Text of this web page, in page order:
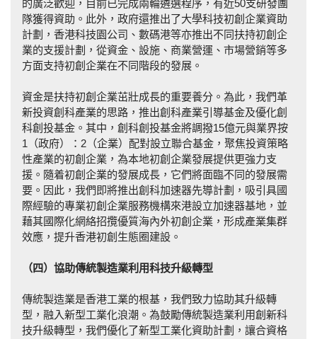
的廣泛歡迎，目前已完成兩輪遴選程序，有近50支研發團
隊獲得資助。此外，政府還推出了大學科技初創企業資助
計劃，香港科技園公司、數碼港等亦推出不同扶持初創企
業的支援計劃，從資金、設施、商業營運、市場營銷等多
方面支持初創企業在不同階段的發展。
資金是扶持初創企業茁壯成長的重要養分。為此，我們革
新投資創科產業的思路，推出創科產業引導基金及優化創
科創投基金。其中，創科創投基金將調撥15億元與業界按
1（政府）：2（企業）配對設立聯合基金，聚焦投資策略
性產業的初創企業，為本地初創企業發展提供更強力支
援。隨着初創企業的發展成長，它們將面臨不同的發展需
要。因此，我們即將推出創科加速器先導計劃，吸引具國
際經驗的專業初創企業服務機構來港設立加速器基地，並
藉其國際化網絡招攬優質海內外初創企業，形成產業集群
效應，提升香港初創生態圈建設。
（四）協助傳統製造業利用科技升級轉型
傳統製造業是香港工業的根基，我們致力協助其升級轉
型，融入新型工業化浪潮。為鼓勵傳統製造業利用創新科
技升級轉型，我們優化了新型工業化資助計劃，讓合資格